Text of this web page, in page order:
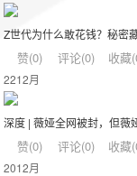
Z世代为什么敢花钱？秘密
赞(0) 评论(0) 收藏(
2212月
深度 | 薇娅全网被封，但薇
赞(0) 评论(0) 收藏(
2012月